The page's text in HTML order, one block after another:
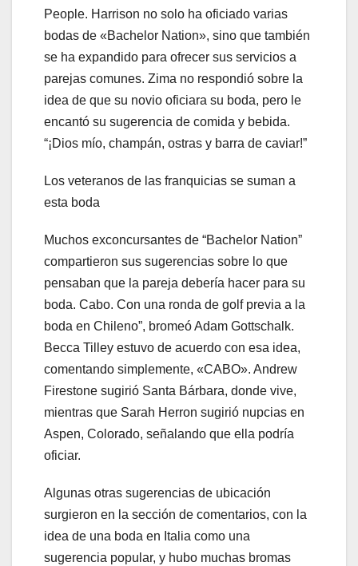
People. Harrison no solo ha oficiado varias
bodas de «Bachelor Nation», sino que también
se ha expandido para ofrecer sus servicios a
parejas comunes. Zima no respondió sobre la
idea de que su novio oficiara su boda, pero le
encantó su sugerencia de comida y bebida.
“¡Dios mío, champán, ostras y barra de caviar!”
Los veteranos de las franquicias se suman a
esta boda
Muchos exconcursantes de “Bachelor Nation”
compartieron sus sugerencias sobre lo que
pensaban que la pareja debería hacer para su
boda. Cabo. Con una ronda de golf previa a la
boda en Chileno”, bromeó Adam Gottschalk.
Becca Tilley estuvo de acuerdo con esa idea,
comentando simplemente, «CABO». Andrew
Firestone sugirió Santa Bárbara, donde vive,
mientras que Sarah Herron sugirió nupcias en
Aspen, Colorado, señalando que ella podría
oficiar.
Algunas otras sugerencias de ubicación
surgieron en la sección de comentarios, con la
idea de una boda en Italia como una
sugerencia popular, y hubo muchas bromas